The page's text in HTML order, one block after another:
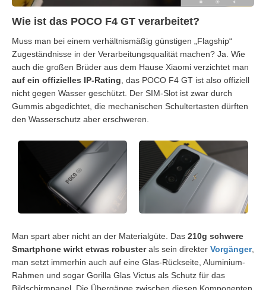
Wie ist das POCO F4 GT verarbeitet?
Muss man bei einem verhältnismäßig günstigen „Flagship“
Zugeständnisse in der Verarbeitungsqualität machen? Ja. Wie
auch die großen Brüder aus dem Hause Xiaomi verzichtet man
auf ein offizielles IP-Rating, das POCO F4 GT ist also offiziell
nicht gegen Wasser geschützt. Der SIM-Slot ist zwar durch
Gummis abgedichtet, die mechanischen Schultertasten dürften
den Wasserschutz aber erschweren.
Man spart aber nicht an der Materialgüte. Das 210g schwere
Smartphone wirkt etwas robusterals sein direkter Vorgänger,
man setzt immerhin auch auf eine Glas-Rückseite, Aluminium-
Rahmen und sogar Gorilla Glas Victus als Schutz für das